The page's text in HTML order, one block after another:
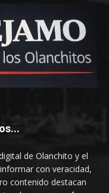
de Olanchito y el
con veracidad,
contenido destacan